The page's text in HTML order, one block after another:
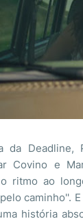
da Deadline,
Covino e
ritmo ao
caminho''.
história